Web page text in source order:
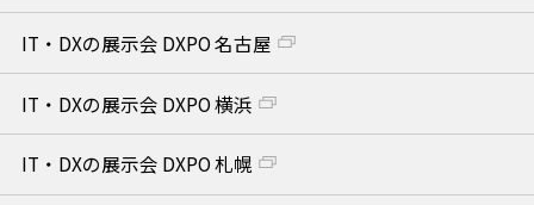
IT・DXの展示会 DXPO 名古屋
IT・DXの展示会 DXPO 横浜
IT・DXの展示会 DXPO 札幌